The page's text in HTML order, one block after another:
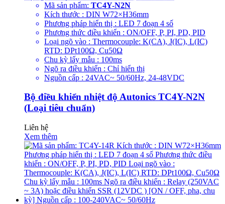
Mã sản phẩm: TC4Y-N2N
Kích thước : DIN W72×H36mm
Phương pháp hiển thị : LED 7 đoạn 4 số
Phương thức điều khiển : ON/OFF, P, PI, PD, PID
Loại ngõ vào : Thermocouple: K(CA), J(IC), L(IC)
RTD: DPt100Ω, Cu50Ω
Chu kỳ lấy mẫu : 100ms
Ngõ ra điều khiển : Chỉ hiển thị
Nguồn cấp : 24VAC~ 50/60Hz, 24-48VDC
Bộ điều khiển nhiệt độ Autonics TC4Y-N2N
(Loại tiêu chuẩn)
Liên hệ
Xem thêm